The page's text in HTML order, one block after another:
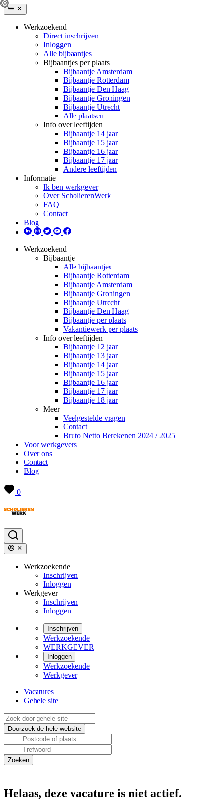
Werkzoekend
Direct inschrijven
Inloggen
Alle bijbaantjes
Bijbaantjes per plaats
Bijbaantje Amsterdam
Bijbaantje Rotterdam
Bijbaantje Den Haag
Bijbaantje Groningen
Bijbaantje Utrecht
Alle plaatsen
Info over leeftijden
Bijbaantje 14 jaar
Bijbaantje 15 jaar
Bijbaantje 16 jaar
Bijbaantje 17 jaar
Andere leeftijden
Informatie
Ik ben werkgever
Over ScholierenWerk
FAQ
Contact
Blog
Werkzoekend
Bijbaantje
Alle bijbaantjes
Bijbaantje Rotterdam
Bijbaantje Amsterdam
Bijbaantje Groningen
Bijbaantje Utrecht
Bijbaantje Den Haag
Bijbaantje per plaats
Vakantiewerk per plaats
Info over leeftijden
Bijbaantje 12 jaar
Bijbaantje 13 jaar
Bijbaantje 14 jaar
Bijbaantje 15 jaar
Bijbaantje 16 jaar
Bijbaantje 17 jaar
Bijbaantje 18 jaar
Meer
Veelgestelde vragen
Contact
Bruto Netto Berekenen 2024 / 2025
Voor werkgevers
Over ons
Contact
Blog
0
Werkzoekende
Inschrijven
Inloggen
Werkgever
Inschrijven
Inloggen
Inschrijven
Werkzoekende
WERKGEVER
Inloggen
Werkzoekende
Werkgever
Vacatures
Gehele site
Helaas, deze vacature is niet actief.